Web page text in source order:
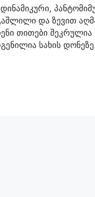
და ზევით
თითები
სახის